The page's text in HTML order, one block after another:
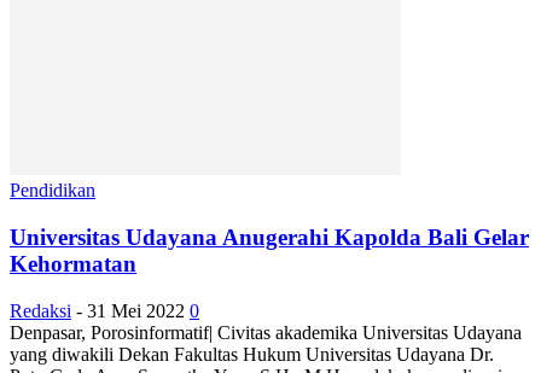
Pendidikan
Universitas Udayana Anugerahi Kapolda Bali Gelar
Kehormatan
Redaksi - 31 Mei 2022 0
Denpasar, Porosinformatif| Civitas akademika Universitas Udayana
yang diwakili Dekan Fakultas Hukum Universitas Udayana Dr.